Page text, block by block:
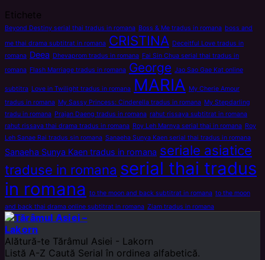
Etichete
Beyond Destiny serial thai tradus in romana Boss & Me tradus in romana boss and
me thai drama subtitrat in romana CRISTINA Deceitful Love tradus in
romana Deea Dhevaprom tradus in romana Fai Sin Chua serial thai tradus in
romana Flash Marriage tradus in romana George Jao Sao Gae Kat online
subtitra Love in Twilight tradus in romana MARIA My Cherie Amour
tradus in romana My Sassy Princess: Cinderella tradus in romana My Stepdarling
tradu in romana Prajan Daeng tradus in romana rahut rissaya subtitrat in romana
rahut rissaya thai drama tradus in romana Roy Leh Marnya serial thai in romana Roy
Leh Sanae Rai tradus sin romana Sanaeha Sunya Kaen serial thai tradus in romana
Sanaeha Sunya Kaen tradus in romana seriale asiatice
traduse in romana serial thai tradus
in romana to the moon and back subtitrat in romana to the moon
and back thai drama online subtitrat in romana Ziam tradus in romana
Alătură-te Tărâmul Asiei - Lakorn
Listă A-Z Caută Serial în ordinea alfabetică.